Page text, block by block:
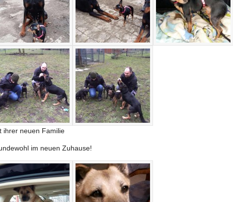
ihrer neuen Familie
im neuen Zuhause!